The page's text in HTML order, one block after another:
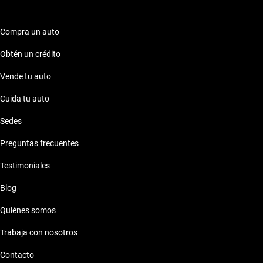
Volkswagen Vento será una experiencia inigualable.
Compra un auto
Obtén un crédito
Vende tu auto
Cuida tu auto
Sedes
Preguntas frecuentes
Testimoniales
Blog
Quiénes somos
Trabaja con nosotros
Contacto